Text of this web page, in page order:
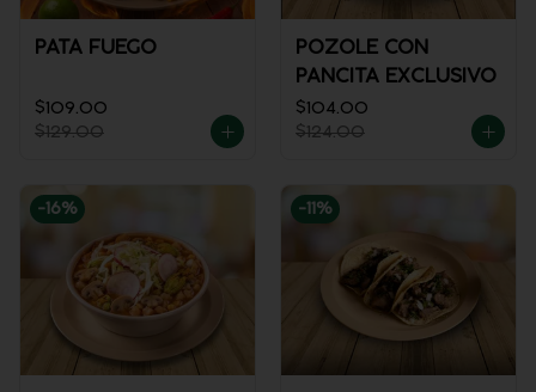
PATA FUEGO
$109.00
$129.00
POZOLE CON
PANCITA EXCLUSIVO
$104.00
$124.00
-16% -11 %